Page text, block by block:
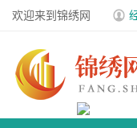
欢迎来到锦绣网